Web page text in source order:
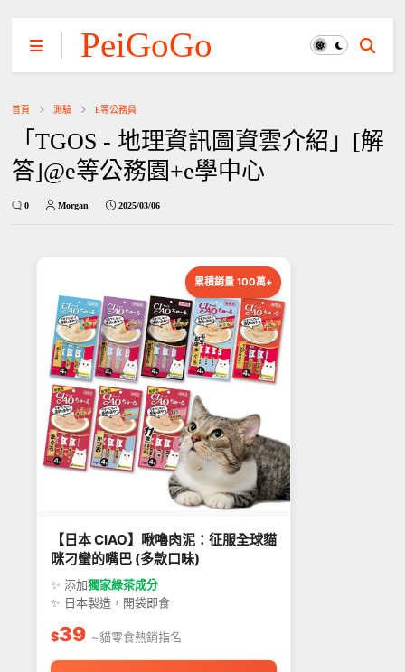
PeiGoGo
首頁 測驗 E等公務員
「TGOS - 地理資訊圖資雲介紹」[解
答]@e等公務園+e學中心
0 Morgan 2025/03/06
累積銷量 100萬+
【日本 CIAO】啾嚕肉泥：征服全球貓
咪刁蠻的嘴巴 (多款口味)
✨ 添加獨家綠茶成分
✨ 日本製造，開袋即食
$39 ~貓零食熱銷指名